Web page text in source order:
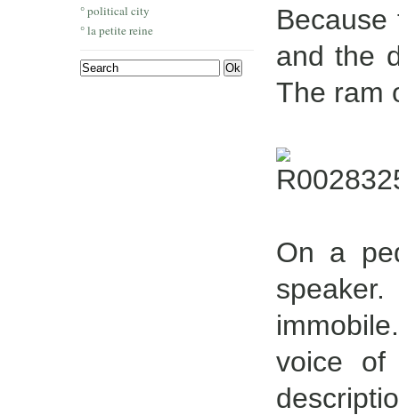
° political city
° la petite reine
and the
The ram
On a
voice of